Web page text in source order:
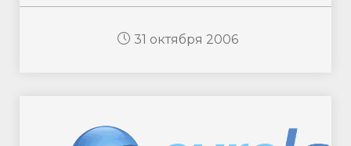
31 октября 2006